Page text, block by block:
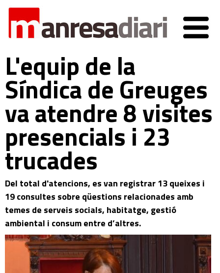
L'equip de la
Síndica de Greuges
va atendre 8 visites
presencials i 23
trucades
Del total d'atencions, es van registrar 13 queixes i
19 consultes sobre qüestions relacionades amb
temes de serveis socials, habitatge, gestió
ambiental i consum entre d’altres.